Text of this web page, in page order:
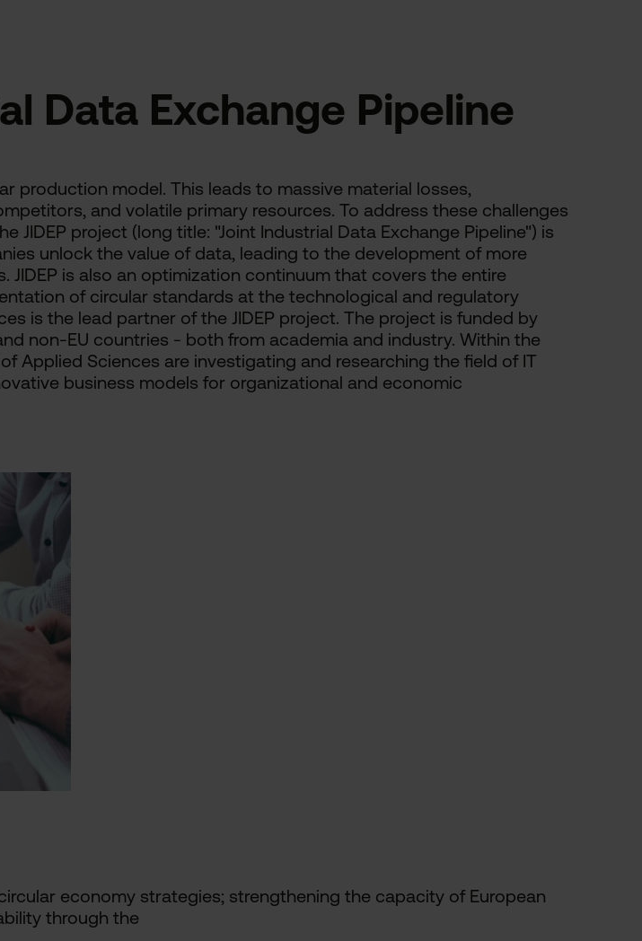
Data Exchange Pipeline
production model. This leads to massive material losses,
and volatile primary resources. To address these challenges
JIDEP project (long title: "Joint Industrial Data Exchange Pipeline") is
unlock the value of data, leading to the development of more
is also an optimization continuum that covers the entire
of circular standards at the technological and regulatory
is the lead partner of the JIDEP project. The project is funded by
non-EU countries - both from academia and industry. Within the
Applied Sciences are investigating and researching the field of IT
business models for organizational and economic
economy strategies; strengthening the capacity of European
through the